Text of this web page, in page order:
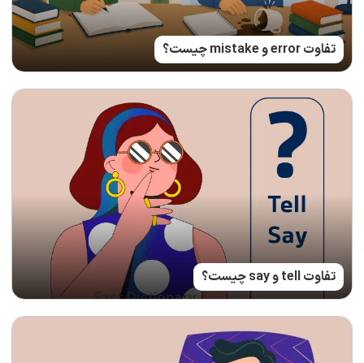
تفاوت error و mistake چیست؟
تفاوت tell و say چیست؟